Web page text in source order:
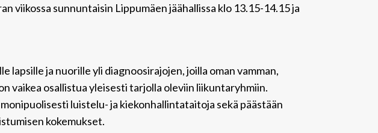
viikossa sunnuntaisin Lippumäen jäähallissa klo 13.15-14.15 ja
ja nuorille yli diagnoosirajojen, joilla oman vamman,
vaikea osallistua yleisesti tarjolla oleviin liikuntaryhmiin.
luistelu- ja kiekonhallintataitoja sekä päästään
kokemukset.